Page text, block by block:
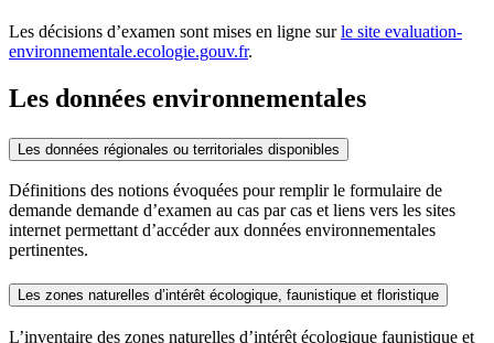
Les décisions d’examen sont mises en ligne surle site evaluation-
environnementale.ecologie.gouv.fr.
Les données environnementales
Les données régionales ou territoriales disponibles
Définitions des notions évoquées pour remplir le formulaire de
demande demande d’examen au cas par cas et liens vers les sites
internet permettant d’accéder aux données environnementales
pertinentes.
Les zones naturelles d’intérêt écologique, faunistique et floristique
L’inventaire des zones naturelles d’intérêt écologique faunistique et